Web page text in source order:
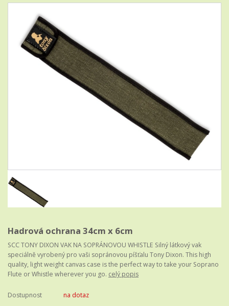
Hadrová ochrana 34cm x 6cm
SCC TONY DIXON VAK NA SOPRÁNOVOU WHISTLE Silný látkový vak
speciálně vyrobený pro vaši sopránovou píšťalu Tony Dixon. This high
quality, light weight canvas case is the perfect way to take your Soprano
Flute or Whistle wherever you go. celý popis
Dostupnost na dotaz